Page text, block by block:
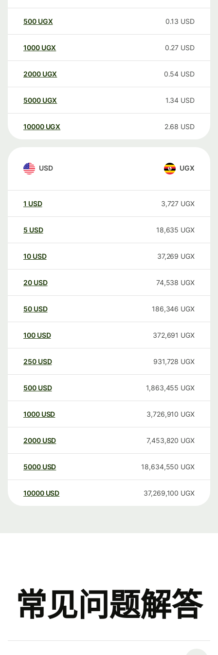
500 UGX 0.13 USD
1000 UGX 0.27 USD
2000 UGX 0.54 USD
5000 UGX 1.34 USD
10000 UGX 2.68 USD
USD UGX
1 USD 3,727 UGX
5 USD 18,635 UGX
10 USD 37,269 UGX
20 USD 74,538 UGX
50 USD 186,346 UGX
100 USD 372,691 UGX
250 USD 931,728 UGX
500 USD 1,863,455 UGX
1000 USD 3,726,910 UGX
2000 USD 7,453,820 UGX
5000 USD 18,634,550 UGX
10000 USD 37,269,100 UGX
常见问题解答